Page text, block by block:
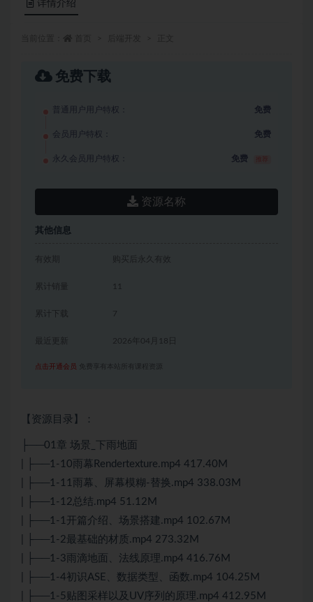
详情介绍
免费下载
普通用户用户特权： 免费
会员用户特权： 免费
永久会员用户特权： 免费
资源名称
其他信息
有效期 购买后永久有效
累计销量 11
累计下载 7
2026年04月18日
点击开通会员 免费享有本站所有课程资源
【资源目录】：
├──01章 场景_下雨地面
| ├──1-10雨幕Rendertexture.mp4 417.40M
| ├──1-11雨幕、屏幕模糊-替换.mp4 338.03M
| ├──1-12总结.mp4 51.12M
| ├──1-1开篇介绍、场景搭建.mp4 102.67M
| ├──1-2最基础的材质.mp4 273.32M
| ├──1-3雨滴地面、法线原理.mp4 416.76M
| ├──1-4初识ASE、数据类型、函数.mp4 104.25M
| ├──1-5贴图采样以及UV序列的原理.mp4 412.95M